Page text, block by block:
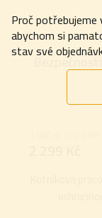
Proč potřebujeme
abychom si
stav své
Průměrné
Kotníková